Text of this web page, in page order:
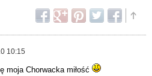
10:15
moja Chorwacka miłość